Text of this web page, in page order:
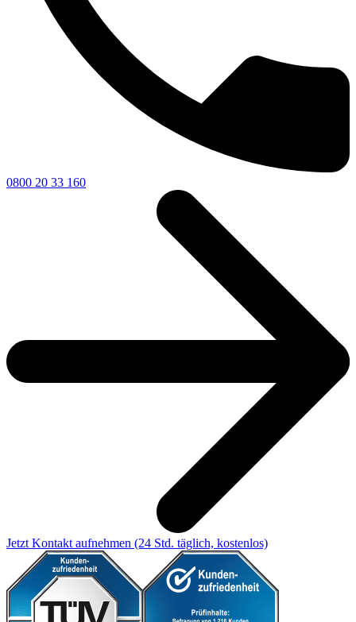
0800 20 33 160
Jetzt Kontakt aufnehmen (24 Std. täglich, kostenlos)